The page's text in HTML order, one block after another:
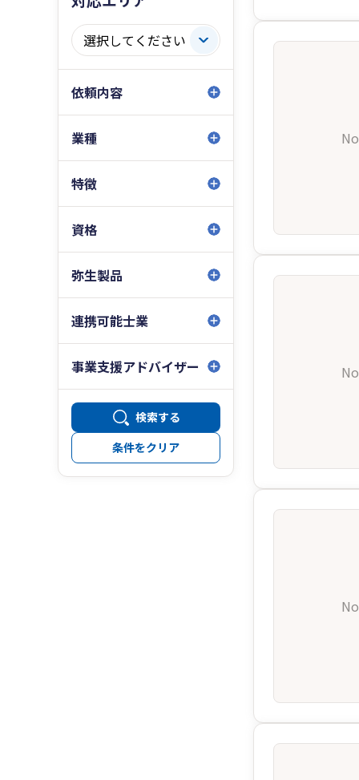
依頼内容
業種
特徴
資格
弥生製品
連携可能士業
事業支援アドバイザー
検索する
条件をクリア